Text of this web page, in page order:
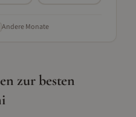
Andere Monate
zur besten